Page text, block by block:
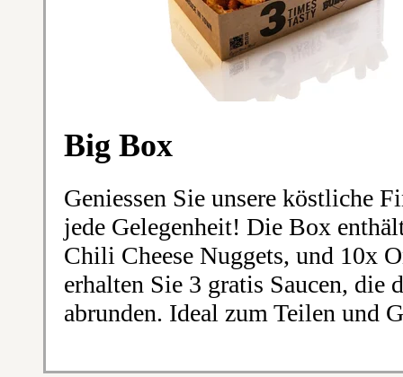
Big Box
Geniessen Sie unsere köstliche
jede Gelegenheit! Die Box
Chili Cheese Nuggets, und 10x
erhalten Sie 3 gratis Saucen, die
abrunden. Ideal zum Teilen und